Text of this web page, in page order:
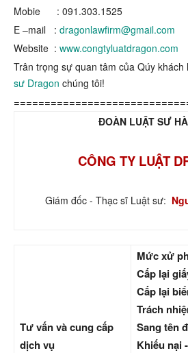
Mobie : 091.303.1525
E –mail : dragonlawfirm@gmail.com
Website : www.congtyluatdragon.com
Trân trọng sự quan tâm của Qúy khách
sư Dragon chúng tôi!
ĐOÀN LUẬT SƯ
CÔNG TY LUẬT
Giám đốc - Thạc sĩ Luật sư:
Tư vấn và cung cấp
dịch vụ
Mức xử
Cấp lại
Cấp lại
Trách
Sang tên
Khiếu nại